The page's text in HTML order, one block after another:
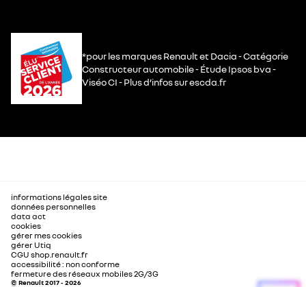
*pour les marques Renault et Dacia - Catégorie
Constructeur automobile - Étude Ipsos bva -
Viséo CI - Plus d’infos sur escda.fr
informations légales site
données personnelles
data act
cookies
gérer mes cookies
gérer Utiq
CGU shop.renault.fr
accessibilité : non conforme
fermeture des réseaux mobiles 2G/3G
© Renault 2017 - 2026